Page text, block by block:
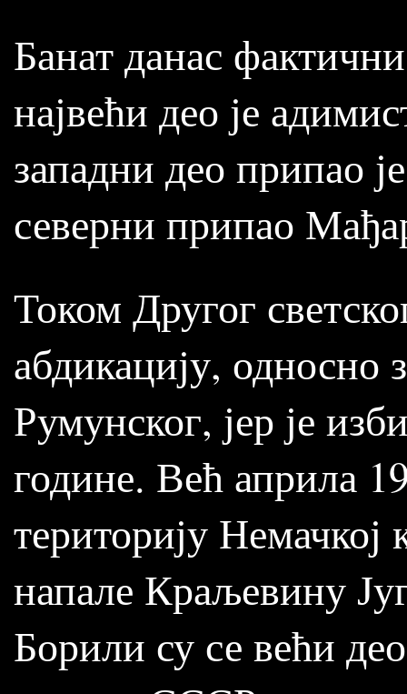
Банат данас
највећи део је
западни део припао
северни припао
Током Другог
абдикацију,
Румунског, јер је
године. Већ априла
територију
напале Краљевину
Борили су се већи